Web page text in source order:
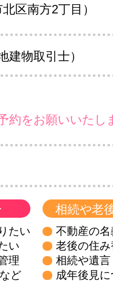
北区南方2丁目）
物取引士）
をお願いいたし
たい
い
理
など
相続や老
不動産の名
老後の住
相続や遺言
成年後見に